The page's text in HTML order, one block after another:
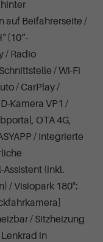
auf Beifahrerseite /
(10“-
/ Radio
/ Wi-Fi
/ CarPlay /
Kamera VP1 /
OTA 4G,
/ Integrierte
(inkl.
/ Visiopark 180°:
/ Sitzheizung
in